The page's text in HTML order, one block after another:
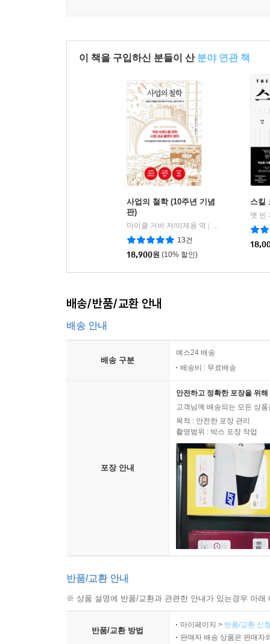
돌려줄 때, 웹은 다시 우리 모두의 것이 될 수 있다.
우리는 웹을 고칠 수 있다. 아직 늦지 않았다.
이 책을 구입하신 분들이 산 분야 연관 책
사업의 철학 (10주년 기념
판)
마이클 거버 저/이제용 역
라이팅하우스
13건
18,900원 (10% 할인)
스킬
맷 빈
배송/반품/교환 안내
배송 안내
배송 구분
예스24 배송
배송비 : 무료배송
포장 안내
안전하고 정확한 포장을 위
고객님께 배송되는 모든 상
목적 : 안전한 포장 관리
촬영범위 : 박스 포장 작업
반품/교환 안내
※ 상품 설명에 반품/교환과 관련한 안내가 있는경우 아
반품/교환 방법
마이페이지 > 반품/교환 신
판매자 배송 상품은 판매자